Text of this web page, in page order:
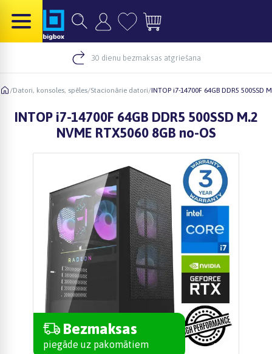
30 dienu bezmaksas atgriešana
/Datori, konsoles, spēles/Stacionārie datori/INTOP i7-14700F 64GB DDR5 500SSD
INTOP i7-14700F 64GB DDR5 500SSD M.2
NVME RTX5060 8GB no-OS
Bezmaksas
piegāde uz pakomātiem